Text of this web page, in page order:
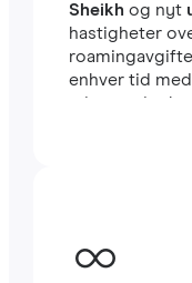
Sheikh og nyt
hastigheter
enhver tid med
minutter i